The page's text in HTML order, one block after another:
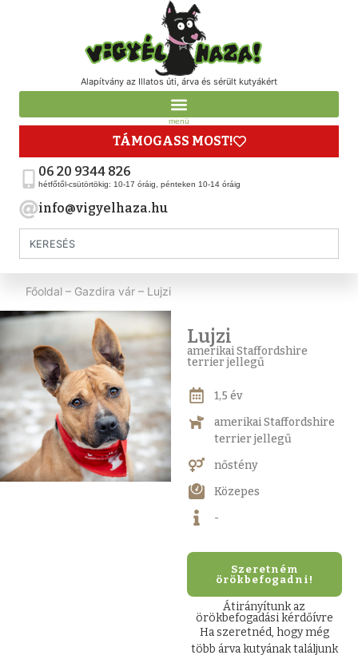
Alapítvány az Illatos úti, árva és sérült kutyákért
menü
TÁMOGASS MOST!
06 20 9344 826
hétfőtől-csütörtökig: 10-17 óráig, pénteken 10-14 óráig
info@vigyelhaza.hu
Főoldal – Gazdira vár – Lujzi
Lujzi
amerikai Staffordshire
terrier jellegű
1,5 év
amerikai Staffordshire
terrier jellegű
nőstény
Közepes
-
Szeretném
örökbefogadni!
Átirányítunk az
örökbefogadási kérdőívre
Ha szeretnéd, hogy még
több árva kutyának találjunk